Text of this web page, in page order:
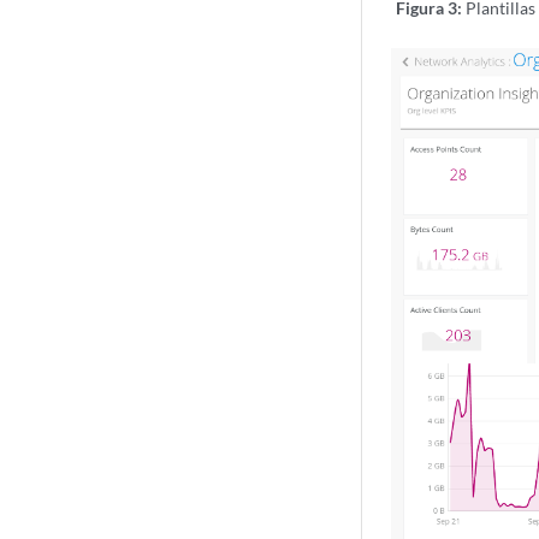
Figura 3: Plantillas